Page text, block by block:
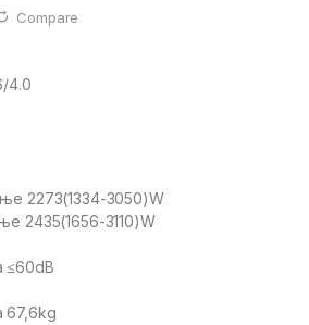
Compare
4.0
2273(1334-3050)W
2435(1656-3110)W
≤60dB
67,6kg